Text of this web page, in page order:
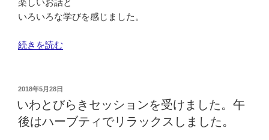
楽しいお話と
いろいろな学びを感じました。
“楽
オ
ー
ガ
ニ
続きを読む
投
日:
2018年5月28日
いわとびらきセッションを受けました。午
後はハーブティでリラックスしました。